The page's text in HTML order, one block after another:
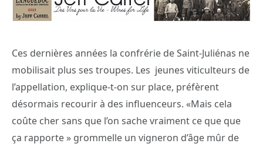
Ces dernières années la confrérie de Saint-Juliénas ne
mobilisait plus ses troupes. Les jeunes viticulteurs de
l’appellation, explique-t-on sur place, préfèrent
désormais recourir à des influenceurs. «Mais cela
coûte cher sans que l’on sache vraiment ce que que
ça rapporte » grommelle un vigneron d’âge mûr de